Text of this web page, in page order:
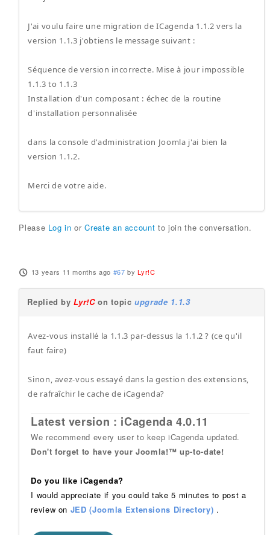
J'ai voulu faire une migration de ICagenda 1.1.2 vers la
version 1.1.3 j'obtiens le message suivant :
Séquence de version incorrecte. Mise à jour impossible
1.1.3 to 1.1.3
Installation d'un composant : échec de la routine
d'installation personnalisée
dans la console d'administration Joomla j'ai bien la
version 1.1.2.
Merci de votre aide.
Please Log in orCreate an account to join the conversation.
13 years 11 months ago #67 byLyr!C
Replied byLyr!Con topicupgrade 1.1.3
Avez-vous installé la 1.1.3 par-dessus la 1.1.2 ? (ce qu'il
faut faire)
Sinon, avez-vous essayé dans la gestion des extensions,
de rafraîchir le cache de iCagenda?
Latest version : iCagenda 4.0.11
We recommend every user to keep iCagenda updated.
Don't forget to have your Joomla!™ up-to-date!
Do you like iCagenda?
I would appreciate if you could take 5 minutes to post a
review on JED (Joomla Extensions Directory) .